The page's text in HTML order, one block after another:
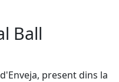
Ball
present dins la